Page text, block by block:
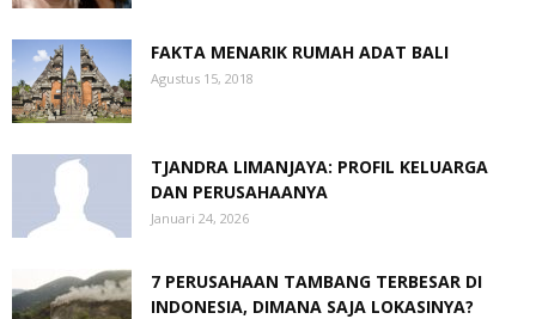
FAKTA MENARIK RUMAH ADAT BALI
Agustus 15, 2018
TJANDRA LIMANJAYA: PROFIL KELUARGA
DAN PERUSAHAANYA
Januari 24, 2026
7 PERUSAHAAN TAMBANG TERBESAR DI
INDONESIA, DIMANA SAJA LOKASINYA?